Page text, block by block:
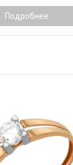
Подробнее